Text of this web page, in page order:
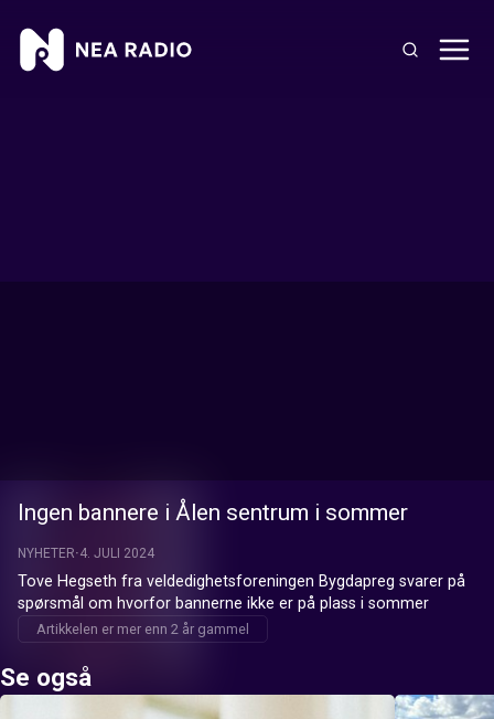
Ingen bannere i Ålen sentrum i sommer
NYHETER 4. JULI 2024
Tove Hegseth fra veldedighetsforeningen Bygdapreg svarer på
spørsmål om hvorfor bannerne ikke er på plass i sommer
Artikkelen er mer enn 2 år gammel
Se også